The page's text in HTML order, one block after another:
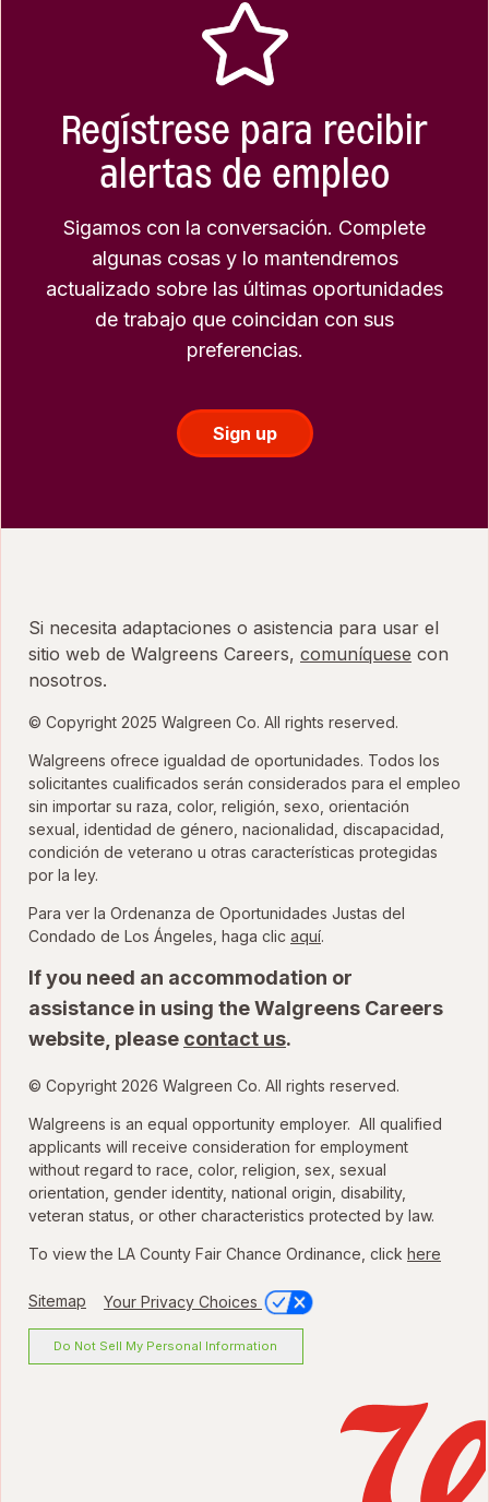
Regístrese para recibir
alertas de empleo
Sigamos con la conversación. Complete
algunas cosas y lo mantendremos
actualizado sobre las últimas oportunidades
de trabajo que coincidan con sus
preferencias.
Sign up
Si necesita adaptaciones o asistencia para usar el
sitio web de Walgreens Careers, comuníquese con
nosotros.
© Copyright 2025 Walgreen Co. All rights reserved.
Walgreens ofrece igualdad de oportunidades. Todos los
solicitantes cualificados serán considerados para el empleo
sin importar su raza, color, religión, sexo, orientación
sexual, identidad de género, nacionalidad, discapacidad,
condición de veterano u otras características protegidas
por la ley.
Para ver la Ordenanza de Oportunidades Justas del
Condado de Los Ángeles, haga clic aquípara ver la
.
If you need an accommodation or
assistance in using the Walgreens Careers
website, please contact us.
© Copyright 2026 Walgreen Co. All rights reserved.
Walgreens is an equal opportunity employer. All qualified
applicants will receive consideration for employment
without regard to race, color, religion, sex, sexual
orientation, gender identity, national origin, disability,
veteran status, or other characteristics protected by law.
To view the LA County Fair Chance Ordinance, click here
Sitemap Your Privacy Choices
Do Not Sell My Personal Information